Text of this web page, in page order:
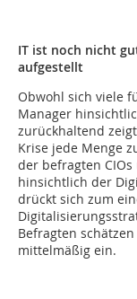
IT ist noch nicht
aufgestellt
Obwohl sich viele
Manager
zurückhaltend
Krise jede Menge
der befragten
hinsichtlich der
drückt sich zum
Befragten
mittelmäßig ein.